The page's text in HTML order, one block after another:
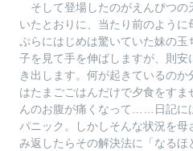
そして登場したのがえんぴつの
いたとおりに、当たり前のよう
ぷらにはじめは驚いていた妹の
子を見て手を伸ばしますが、則
き出します。何が起きているの
はたまごごはんだけで夕食をすま
んのお腹が痛くなって……日記に
パニック。しかしそんな状況を
み返したらその解決法に「なるほ